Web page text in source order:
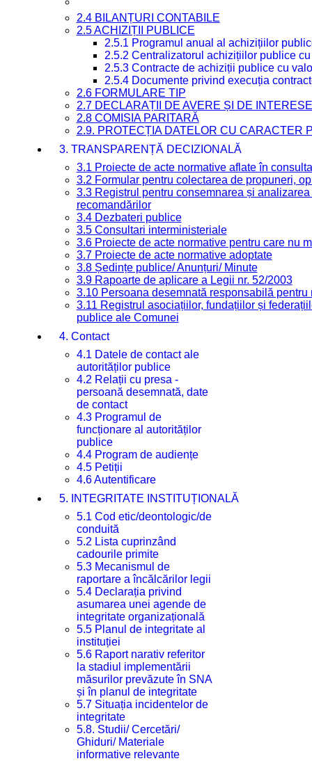
2.4 BILANȚURI CONTABILE
2.5 ACHIZIȚII PUBLICE
2.5.1 Programul anual al achizițiilor
2.5.2 Centralizatorul achizițiilor publice
2.5.3 Contracte de achiziții publice cu
2.5.4 Documente privind execuția
2.6 FORMULARE TIP
2.7 DECLARAȚII DE AVERE ȘI DE INTERESE
2.8 COMISIA PARITARĂ
2.9. PROTECȚIA DATELOR CU CARACTER
3. TRANSPARENȚĂ DECIZIONALĂ
3.1 Proiecte de acte normative aflate în
3.2 Formular pentru colectarea de propuneri,
3.3 Registrul pentru consemnarea și
recomandărilor
3.4 Dezbateri publice
3.5 Consultari interministeriale
3.6 Proiecte de acte normative pentru care nu
3.7 Proiecte de acte normative adoptate
3.8 Ședințe publice/ Anunțuri/ Minute
3.9 Rapoarte de aplicare a Legii nr. 52/2003
3.10 Persoana desemnată responsabilă
3.11 Registrul asociațiilor, fundațiilor și
publice ale Comunei
4. Contact
4.1 Datele de contact ale
autorităților publice
4.2 Relații cu presa -
persoană desemnată, date
de contact
4.3 Programul de
funcționare al autorităților
publice
4.4 Program de audiențe
4.5 Petiții
4.6 Autentificare
5. INTEGRITATE INSTITUȚIONALĂ
5.1 Cod etic/deontologic/de
conduită
5.2 Lista cuprinzând
cadourile primite
5.3 Mecanismul de
raportare a încălcărilor legii
5.4 Declarația privind
asumarea unei agende de
integritate organizațională
5.5 Planul de integritate al
instituției
5.6 Raport narativ referitor
la stadiul implementării
măsurilor prevăzute în SNA
și în planul de integritate
5.7 Situația incidentelor de
integritate
5.8. Studii/ Cercetări/
Ghiduri/ Materiale
informative relevante